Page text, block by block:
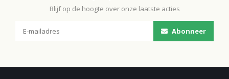
Blijf op de hoogte over onze laatste acties
Abonneer